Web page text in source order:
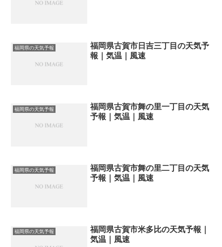
福岡県の天気予報
福岡県古賀市日吉三丁目の天気予
報｜気温｜風速
福岡県の天気予報
福岡県古賀市舞の里一丁目の天気
予報｜気温｜風速
福岡県の天気予報
福岡県古賀市舞の里二丁目の天気
予報｜気温｜風速
福岡県の天気予報
福岡県古賀市米多比の天気予報｜
気温｜風速